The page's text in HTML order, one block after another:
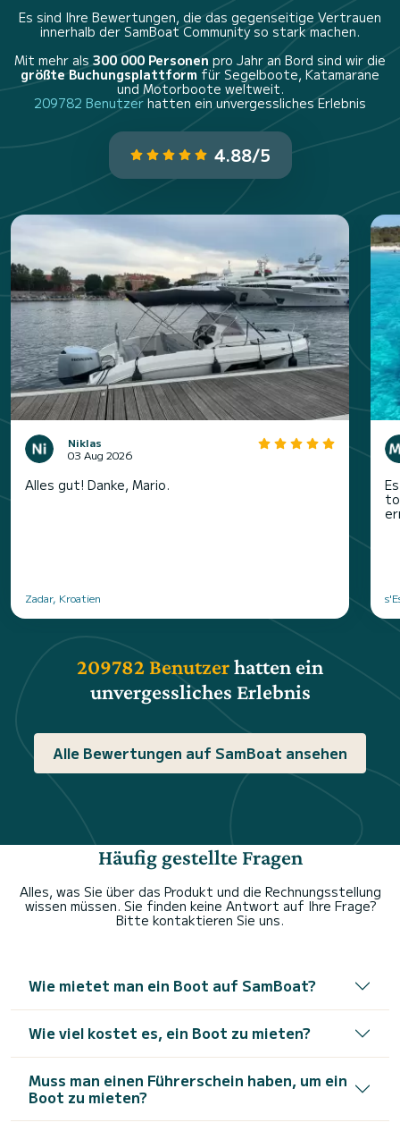
Es sind Ihre Bewertungen, die das gegenseitige Vertrauen
innerhalb der SamBoat Community so stark machen.
Mit mehr als 300 000 Personen pro Jahr an Bord sind wir die
größte Buchungsplattform für Segelboote, Katamarane
und Motorboote weltweit.
209782 Benutzer hatten ein unvergessliches Erlebnis
4.88/5
Niklas
03 Aug 2026
Alles gut! Danke, Mario.
Zadar, Kroatien
209782 Benutzerhatten ein
unvergessliches Erlebnis
Alle Bewertungen auf SamBoat ansehen
Häufig gestellte Fragen
Alles, was Sie über das Produkt und die Rechnungsstellung
wissen müssen. Sie finden keine Antwort auf Ihre Frage?
Bitte kontaktieren Sie uns.
Wie mietet man ein Boot auf SamBoat?
Wie viel kostet es, ein Boot zu mieten?
Muss man einen Führerschein haben, um ein
Boot zu mieten?